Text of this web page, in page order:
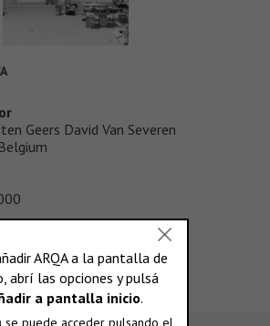
Geers David Van Severen